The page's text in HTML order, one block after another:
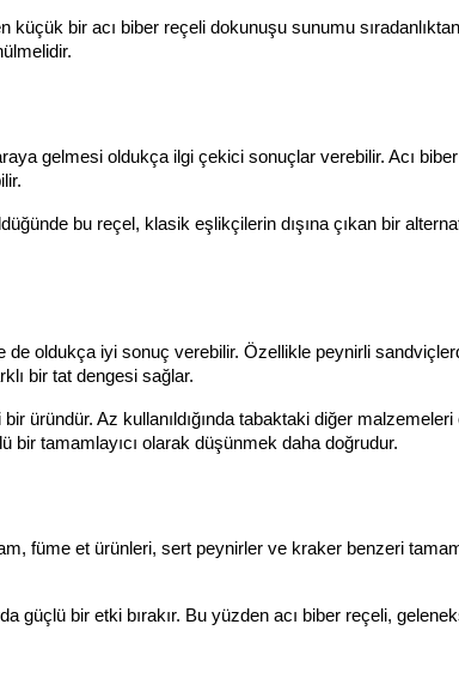
bir acı biber reçeli dokunuşu sunumu
gelmesi oldukça ilgi çekici sonuçlar verebilir. Acı
bu reçel, klasik eşlikçilerin dışına çıkan bir
de oldukça iyi sonuç verebilir. Özellikle peynirli
bir tat dengesi sağlar.
üründür. Az kullanıldığında tabaktaki diğer malzemeleri
bir tamamlayıcı olarak düşünmek daha doğrudur.
füme et ürünleri, sert peynirler ve kraker benzeri
güçlü bir etki bırakır. Bu yüzden acı biber reçeli,